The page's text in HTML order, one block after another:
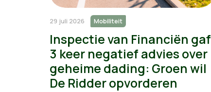
29 juli 2026 Mobiliteit
Inspectie van Financiën gaf
3 keer negatief advies over
geheime dading: Groen wil
De Ridder opvorderen